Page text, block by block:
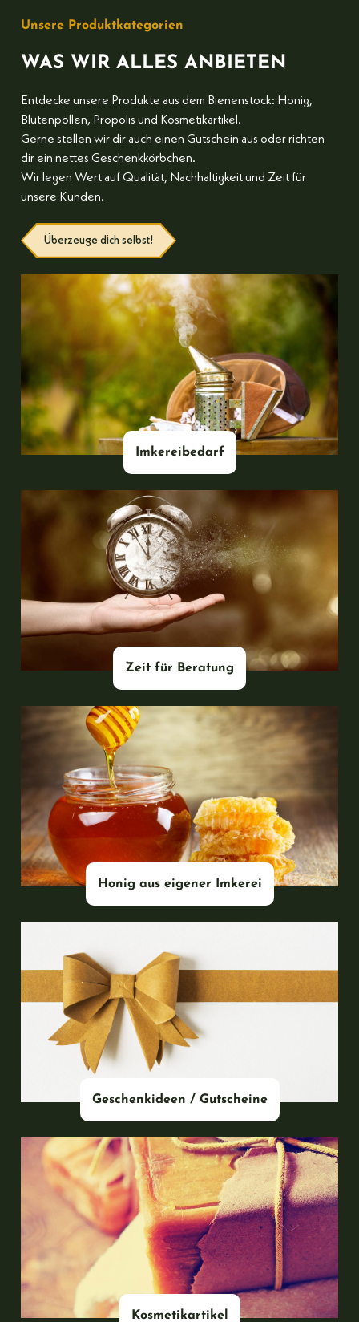
Unsere Produktkategorien
WAS WIR ALLES ANBIETEN
Entdecke unsere Produkte aus dem Bienenstock: Honig,
Blütenpollen, Propolis und Kosmetikartikel.
Gerne stellen wir dir auch einen Gutschein aus oder richten
dir ein nettes Geschenkkörbchen.
Wir legen Wert auf Qualität, Nachhaltigkeit und Zeit für
unsere Kunden.
Überzeuge dich selbst!
Imkereibedarf
#
Zeit für Beratung
#
Honig aus eigener Imkerei
#
Geschenkideen / Gutscheine
#
Kosmetikartikel